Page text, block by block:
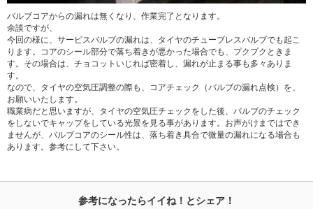
バルブコアからの漏れは無くなり、作業完了となります。
余談ですが、
今回の様に、サービスバルブの漏れは、タイヤのチューブレスバルブでも起こ
ります。コアのシール部分で落ち着きが悪かった場合でも、プクプクときま
す。その場合は、チョコットいじれば密着し、漏れが止まる事も多々ありま
す。
なので、タイヤの空気圧調整の際も、コアチェック（バルブの漏れ点検）を、
お願いいたします。
職業病だと思いますが、タイヤの空気圧チェックをした後、バルブのチェック
をしないでキャップをしている光景を見る事があります。お声がけまではでき
ませんが、バルブコアのシール性は、落ち着き具合で微量の漏れになる場合も
あります。参考にして下さい。
参考になったらイイね！とシェア！